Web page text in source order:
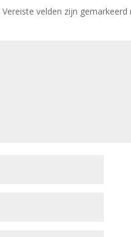
Vereiste velden zijn